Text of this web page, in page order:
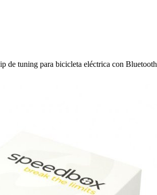
de tuning para bicicleta eléctrica con Bluetooth